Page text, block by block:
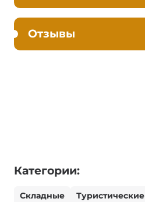
Отзывы
Категории:
Складные Туристические